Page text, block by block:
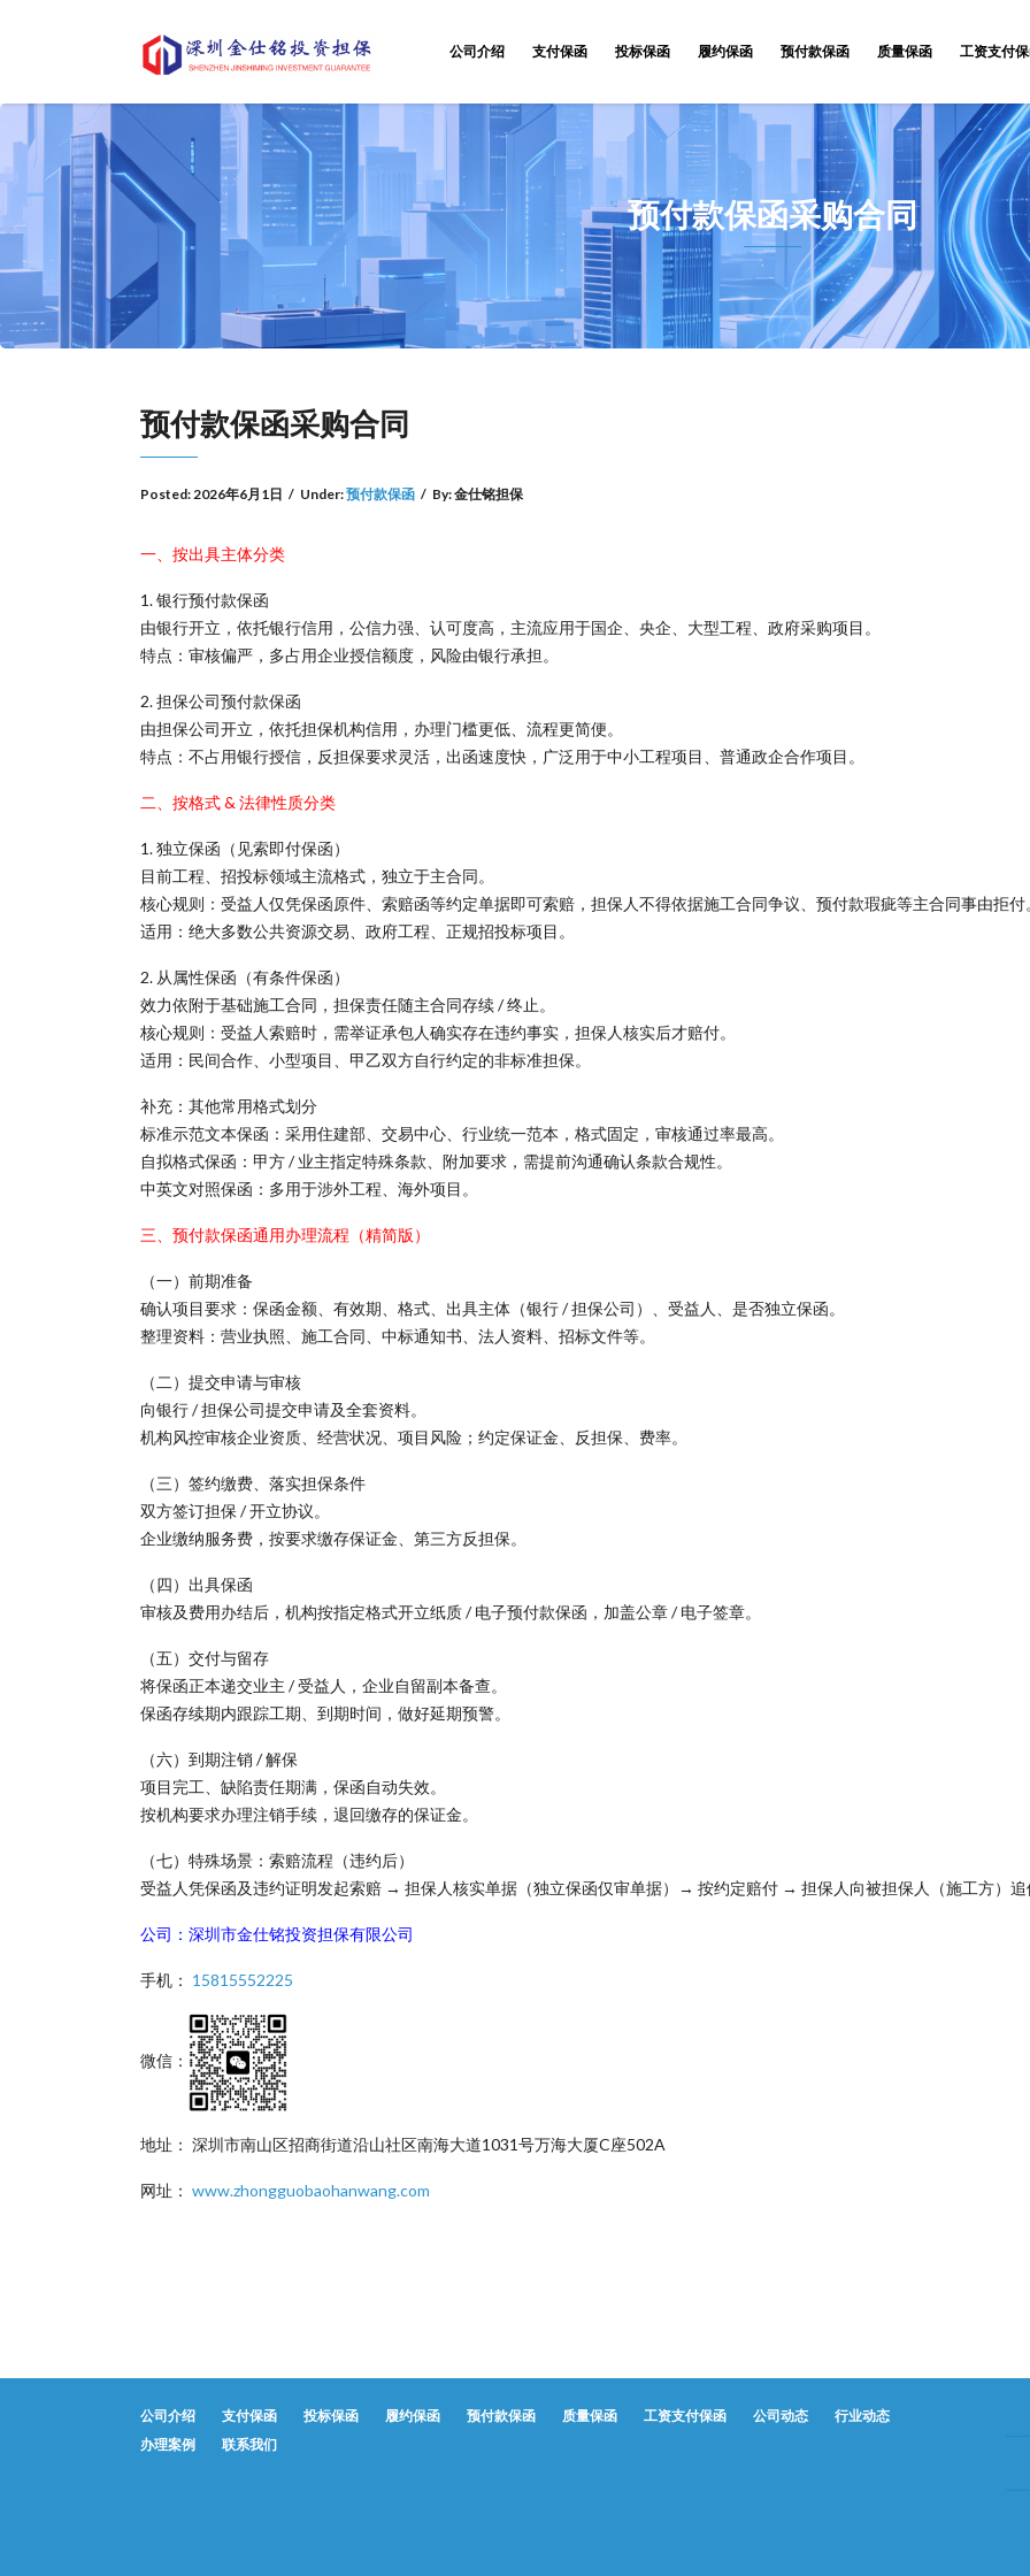
公司介绍 支付保函 投标保函 履约保函 预付款保函 质量保函 工资支付
预付款保函采购合同
预付款保函采购合同
Posted:2026年6月1日 / Under:预付款保函 / By:金仕铭担保
一、按出具主体分类
1. 银行预付款保函
由银行开立，依托银行信用，公信力强、认可度高，主流应用于国企、央企、大型工程、政府采购项目。
特点：审核偏严，多占用企业授信额度，风险由银行承担。
2. 担保公司预付款保函
由担保公司开立，依托担保机构信用，办理门槛更低、流程更简便。
特点：不占用银行授信，反担保要求灵活，出函速度快，广泛用于中小工程项目、普通政企合作项目。
二、按格式 & 法律性质分类
1. 独立保函（见索即付保函）
目前工程、招投标领域主流格式，独立于主合同。
核心规则：受益人仅凭保函原件、索赔函等约定单据即可索赔，担保人不得依据施工合同争议、预付款瑕疵等主合同事由拒付
适用：绝大多数公共资源交易、政府工程、正规招投标项目。
2. 从属性保函（有条件保函）
效力依附于基础施工合同，担保责任随主合同存续 / 终止。
核心规则：受益人索赔时，需举证承包人确实存在违约事实，担保人核实后才赔付。
适用：民间合作、小型项目、甲乙双方自行约定的非标准担保。
补充：其他常用格式划分
标准示范文本保函：采用住建部、交易中心、行业统一范本，格式固定，审核通过率最高。
自拟格式保函：甲方 / 业主指定特殊条款、附加要求，需提前沟通确认条款合规性。
中英文对照保函：多用于涉外工程、海外项目。
三、预付款保函通用办理流程（精简版）
（一）前期准备
确认项目要求：保函金额、有效期、格式、出具主体（银行 / 担保公司）、受益人、是否独立保函。
整理资料：营业执照、施工合同、中标通知书、法人资料、招标文件等。
（二）提交申请与审核
向银行 / 担保公司提交申请及全套资料。
机构风控审核企业资质、经营状况、项目风险；约定保证金、反担保、费率。
（三）签约缴费、落实担保条件
双方签订担保 / 开立协议。
企业缴纳服务费，按要求缴存保证金、第三方反担保。
（四）出具保函
审核及费用办结后，机构按指定格式开立纸质 / 电子预付款保函，加盖公章 / 电子签章。
（五）交付与留存
将保函正本递交业主 / 受益人，企业自留副本备查。
保函存续期内跟踪工期、到期时间，做好延期预警。
（六）到期注销 / 解保
项目完工、缺陷责任期满，保函自动失效。
按机构要求办理注销手续，退回缴存的保证金。
（七）特殊场景：索赔流程（违约后）
受益人凭保函及违约证明发起索赔 → 担保人核实单据（独立保函仅审单据）→ 按约定赔付 → 担保人向被担保人（施工方）追
公司：深圳市金仕铭投资担保有限公司
手机： 15815552225
微信：
地址： 深圳市南山区招商街道沿山社区南海大道1031号万海大厦C座502A
网址： www.zhongguobaohanwang.com
公司介绍 支付保函 投标保函 履约保函 预付款保函 质量保函 工资支付保函 公司动态
行业动态
办理案例
联系我们